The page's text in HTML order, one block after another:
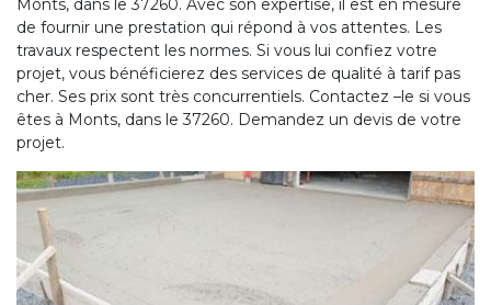
Monts, dans le 37260. Avec son expertise, il est en mesure
de fournir une prestation qui répond à vos attentes. Les
travaux respectent les normes. Si vous lui confiez votre
projet, vous bénéficierez des services de qualité à tarif pas
cher. Ses prix sont très concurrentiels. Contactez –le si vous
êtes à Monts, dans le 37260. Demandez un devis de votre
projet.